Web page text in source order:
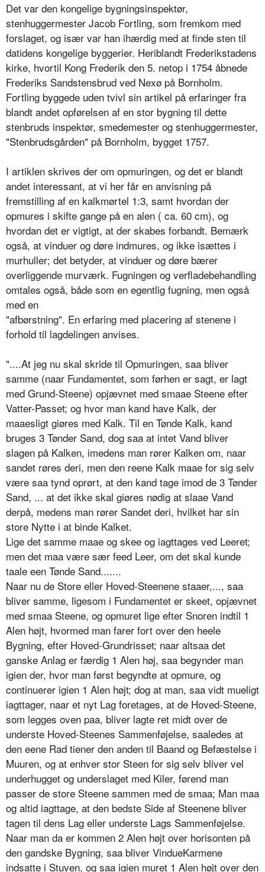
Det var den kongelige bygningsinspektør,
stenhuggermester Jacob Fortling, som fremkom med
forslaget, og især var han ihærdig med at finde sten til
datidens kongelige byggerier. Heriblandt Frederikstadens
kirke, hvortil Kong Frederik den 5. netop i 1754 åbnede
Frederiks Sandstensbrud ved Nexø på Bornholm.
Fortling byggede uden tvivl sin artikel på erfaringer fra
blandt andet opførelsen af en stor bygning til dette
stenbruds inspektør, smedemester og stenhuggermester,
"Stenbrudsgården" på Bornholm, bygget 1757.
I artiklen skrives der om opmuringen, og det er blandt
andet interessant, at vi her får en anvisning på
fremstilling af en kalkmørtel 1:3, samt hvordan der
opmures i skifte gange på en alen ( ca. 60 cm), og
hvordan det er vigtigt, at der skabes forbandt. Bemærk
også, at vinduer og døre indmures, og ikke isættes i
murhuller; det betyder, at vinduer og døre bærer
overliggende murværk. Fugningen og verfladebehandling
omtales også, både som en egentlig fugning, men også
med en
"afbørstning". En erfaring med placering af stenene i
forhold til lagdelingen anvises.
"....At jeg nu skal skride til Opmuringen, saa bliver
samme (naar Fundamentet, som førhen er sagt, er lagt
med Grund-Steene) opjævnet med smaae Steene efter
Vatter-Passet; og hvor man kand have Kalk, der
maaesligt giøres med Kalk. Til en Tønde Kalk, kand
bruges 3 Tønder Sand, dog saa at intet Vand bliver
slagen på Kalken, imedens man rører Kalken om, naar
sandet røres deri, men den reene Kalk maae for sig selv
være saa tynd oprørt, at den kand tage imod de 3 Tønder
Sand, ... at det ikke skal giøres nødig at slaae Vand
derpå, medens man rører Sandet deri, hvilket har sin
store Nytte i at binde Kalket.
Lige det samme maae og skee og iagttages ved Leeret;
men det maa være sær feed Leer, om det skal kunde
taale een Tønde Sand.......
Naar nu de Store eller Hoved-Steenene staaer,..., saa
bliver samme, ligesom i Fundamentet er skeet, opjævnet
med smaa Steene, og opmuret lige efter Snoren indtil 1
Alen højt, hvormed man farer fort over den heele
Bygning, efter Hoved-Grundrisset; naar altsaa det
ganske Anlag er færdig 1 Alen høj, saa begynder man
igien der, hvor man først begyndte at opmure, og
continuerer igien 1 Alen højt; dog at man, saa vidt mueligt
iagttager, naar et nyt Lag foretages, at de Hoved-Steene,
som legges oven paa, bliver lagte ret midt over de
underste Hoved-Steenes Sammenføjelse, saaledes at
den eene Rad tiener den anden til Baand og Befæstelse i
Muuren, og at enhver stor Steen for sig selv bliver vel
underhugget og underslaget med Kiler, førend man
passer de store Steene sammen med de smaa; Man maa
og altid iagttage, at den bedste Side af Steenene bliver
tagen til dens Lag eller underste Lags Sammenføjelse.
Naar man da er kommen 2 Alen højt over horisonten på
den gandske Bygning, saa bliver VindueKarmene
indsatte i Stuven, og saa igien muret 1 Alen højt over den